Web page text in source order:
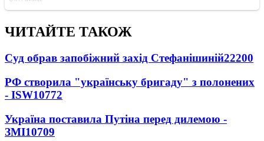
ЧИТАЙТЕ ТАКОЖ
Суд обрав запобіжний захід Стефанішиній22200
РФ створила "українську бригаду" з полонених
- ISW10772
Україна поставила Путіна перед дилемою -
ЗМІ10709